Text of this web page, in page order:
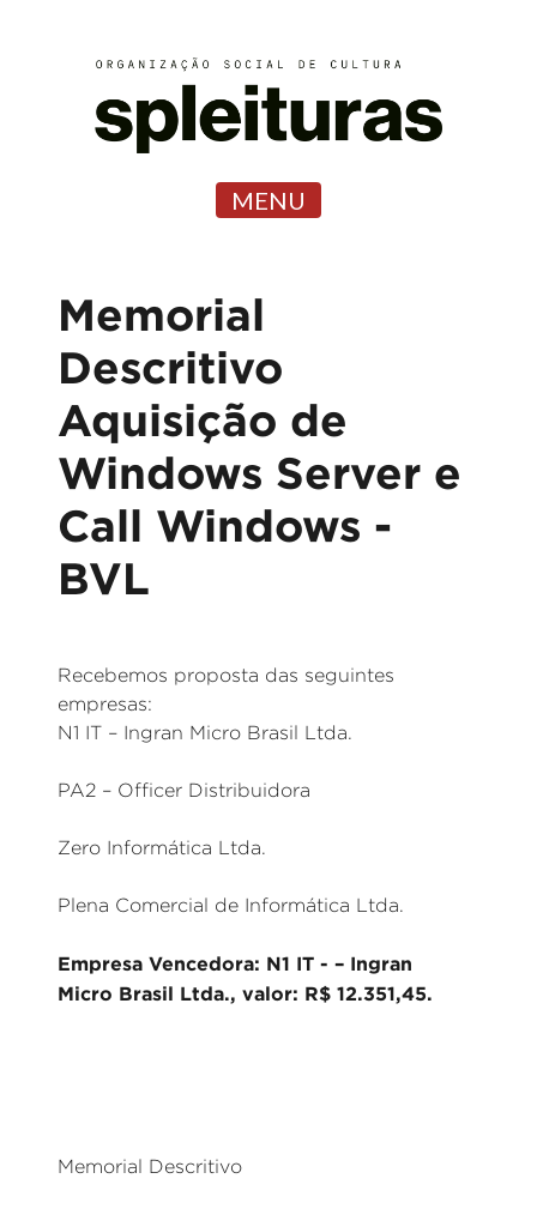
MENU
Memorial
Descritivo
Aquisição de
Windows Server e
Call Windows -
BVL
Recebemos proposta das seguintes
empresas:
N1 IT – Ingran Micro Brasil Ltda.
PA2 – Officer Distribuidora
Zero Informática Ltda.
Plena Comercial de Informática Ltda.
Empresa Vencedora: N1 IT - – Ingran
Micro Brasil Ltda., valor: R$ 12.351,45.
Memorial Descritivo